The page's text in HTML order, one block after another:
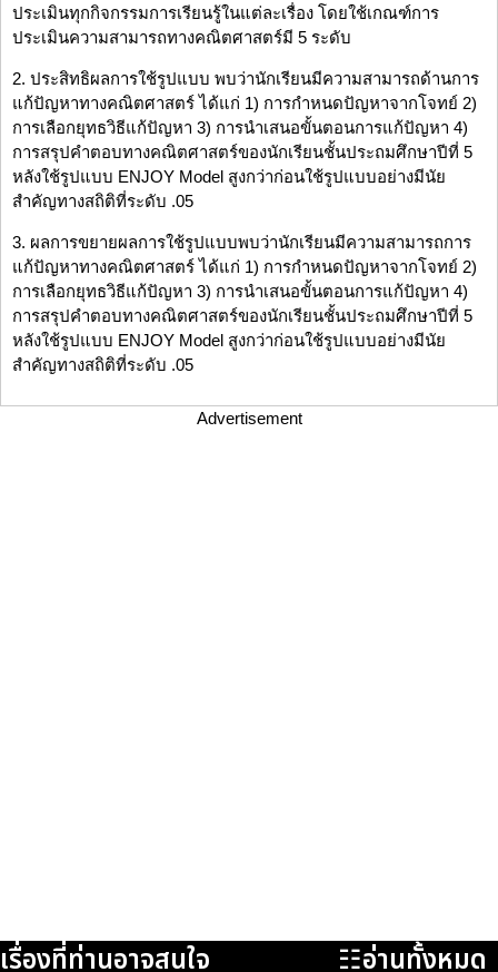
ประเมินทุกกิจกรรมการเรียนรู้ในแต่ละเรื่อง โดยใช้เกณฑ์การ
ประเมินความสามารถทางคณิตศาสตร์มี 5 ระดับ
2. ประสิทธิผลการใช้รูปแบบ พบว่านักเรียนมีความสามารถด้านการ
แก้ปัญหาทางคณิตศาสตร์ ได้แก่ 1) การกำหนดปัญหาจากโจทย์ 2)
การเลือกยุทธวิธีแก้ปัญหา 3) การนำเสนอขั้นตอนการแก้ปัญหา 4)
การสรุปคำตอบทางคณิตศาสตร์ของนักเรียนชั้นประถมศึกษาปีที่ 5
หลังใช้รูปแบบ ENJOY Model สูงกว่าก่อนใช้รูปแบบอย่างมีนัย
สำคัญทางสถิติที่ระดับ .05
3. ผลการขยายผลการใช้รูปแบบพบว่านักเรียนมีความสามารถการ
แก้ปัญหาทางคณิตศาสตร์ ได้แก่ 1) การกำหนดปัญหาจากโจทย์ 2)
การเลือกยุทธวิธีแก้ปัญหา 3) การนำเสนอขั้นตอนการแก้ปัญหา 4)
การสรุปคำตอบทางคณิตศาสตร์ของนักเรียนชั้นประถมศึกษาปีที่ 5
หลังใช้รูปแบบ ENJOY Model สูงกว่าก่อนใช้รูปแบบอย่างมีนัย
สำคัญทางสถิติที่ระดับ .05
Advertisement
เรื่องที่ท่านอาจสนใจ ☷อ่านทั้งหมด